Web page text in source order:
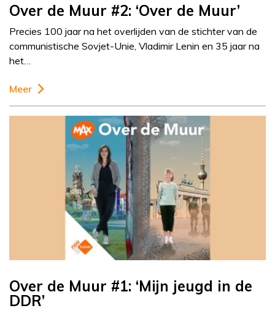
Over de Muur #2: ‘Over de Muur’
Precies 100 jaar na het overlijden van de stichter van de
communistische Sovjet-Unie, Vladimir Lenin en 35 jaar na
het…
Meer
Over de Muur #1: ‘Mijn jeugd in de
DDR’